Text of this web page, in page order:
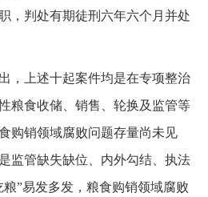
，判处有期徒刑六年六个月并处
，上述十起案件均是在专项整治
粮食收储、销售、轮换及监管等
购销领域腐败问题存量尚未见
监管缺失缺位、内外勾结、执法
”易发多发，粮食购销领域腐败